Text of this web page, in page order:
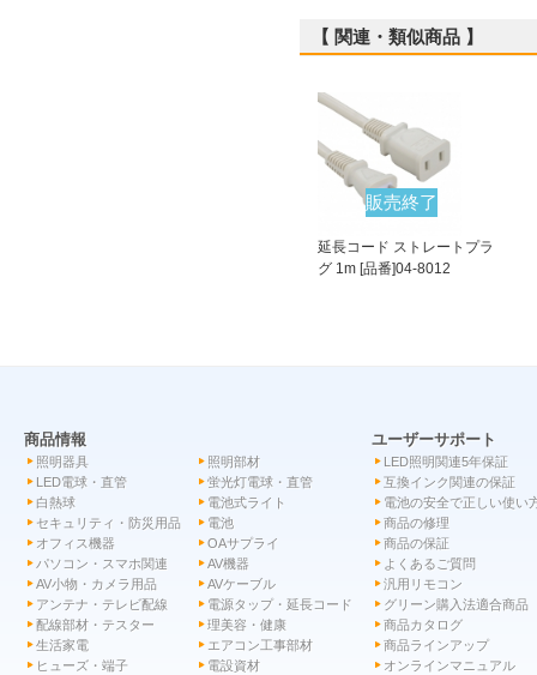
【 関連・類似商品 】
販売終了
延長コード ストレートプラ
グ 1m [品番]04-8012
商品情報
照明器具
照明部材
LED電球・直管
蛍光灯電球・直管
白熱球
電池式ライト
セキュリティ・防災用品
電池
オフィス機器
OAサプライ
パソコン・スマホ関連
AV機器
AV小物・カメラ用品
AVケーブル
アンテナ・テレビ配線
電源タップ・延長コード
配線部材・テスター
理美容・健康
生活家電
エアコン工事部材
ヒューズ・端子
電設資材
ユーザーサポート
LED照明関連5年保証
互換インク関連の保証
電池の安全で正しい使い
商品の修理
商品の保証
よくあるご質問
汎用リモコン
グリーン購入法適合商品
商品カタログ
商品ラインアップ
オンラインマニュアル